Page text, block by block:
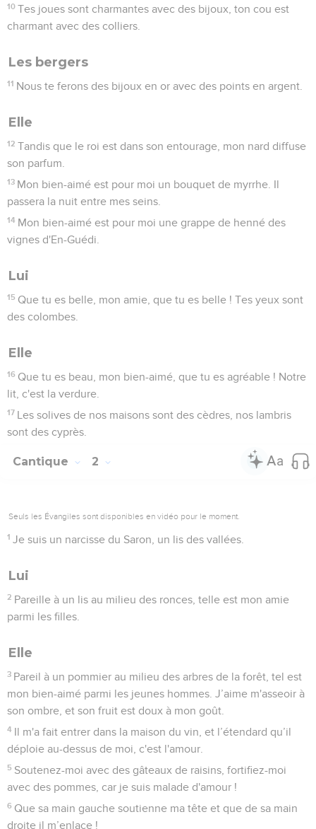
10 Tes joues sont charmantes avec des bijoux, ton cou est
charmant avec des colliers.
Les bergers
11 Nous te ferons des bijoux en or avec des points en argent.
Elle
12 Tandis que le roi est dans son entourage, mon nard diffuse
son parfum.
13 Mon bien-aimé est pour moi un bouquet de myrrhe. Il
passera la nuit entre mes seins.
14 Mon bien-aimé est pour moi une grappe de henné des
vignes d'En-Guédi.
Lui
15 Que tu es belle, mon amie, que tu es belle ! Tes yeux sont
des colombes.
Elle
16 Que tu es beau, mon bien-aimé, que tu es agréable ! Notre
lit, c'est la verdure.
17 Les solives de nos maisons sont des cèdres, nos lambris
sont des cyprès.
Cantique 2
Seuls les Évangiles sont disponibles en vidéo pour le moment.
1 Je suis un narcisse du Saron, un lis des vallées.
Lui
2 Pareille à un lis au milieu des ronces, telle est mon amie
parmi les filles.
Elle
3 Pareil à un pommier au milieu des arbres de la forêt, tel est
mon bien-aimé parmi les jeunes hommes. J’aime m'asseoir à
son ombre, et son fruit est doux à mon goût.
4 Il m'a fait entrer dans la maison du vin, et l’étendard qu’il
déploie au-dessus de moi, c'est l'amour.
5 Soutenez-moi avec des gâteaux de raisins, fortifiez-moi
avec des pommes, car je suis malade d'amour !
6 Que sa main gauche soutienne ma tête et que de sa main
droite il m’enlace !